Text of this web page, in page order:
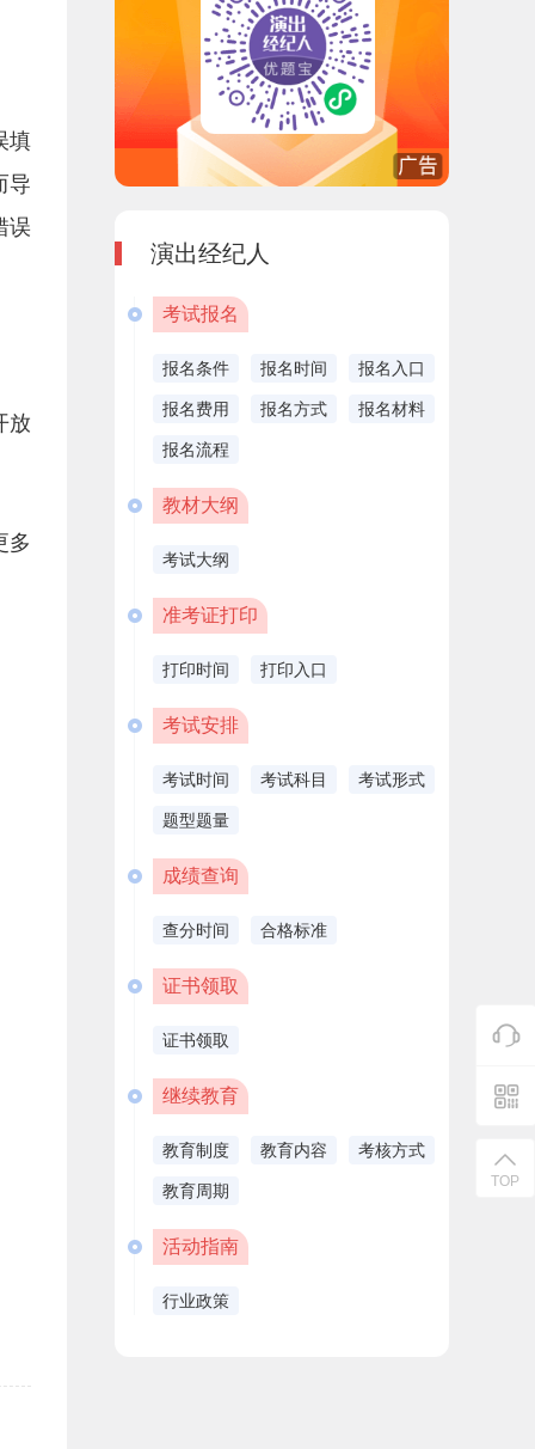
填
导
误
放
多
演出经纪人
考试报名
报名条件 报名时间 报名入口
报名费用 报名方式 报名材料
报名流程
教材大纲
考试大纲
准考证打印
打印时间 打印入口
考试安排
考试时间 考试科目 考试形式
题型题量
成绩查询
查分时间 合格标准
证书领取
证书领取
继续教育
教育制度 教育内容 考核方式
教育周期
活动指南
行业政策
TOP